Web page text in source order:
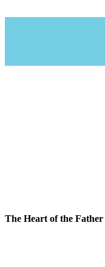
The Heart of the Father